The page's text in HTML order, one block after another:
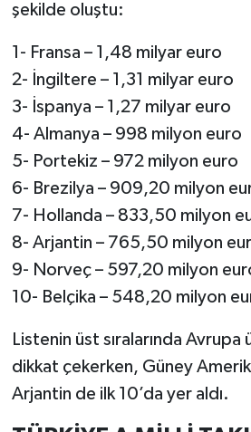
şekilde oluştu:
1- Fransa – 1,48 milyar euro
2- İngiltere – 1,31 milyar euro
3- İspanya – 1,27 milyar euro
4- Almanya – 998 milyon euro
5- Portekiz – 972 milyon euro
6- Brezilya – 909,20 milyon
7- Hollanda – 833,50 milyon
8- Arjantin – 765,50 milyon
9- Norveç – 597,20 milyon
10- Belçika – 548,20 milyon
Listenin üst sıralarında Avrupa
dikkat çekerken, Güney
Arjantin de ilk 10’da yer aldı.